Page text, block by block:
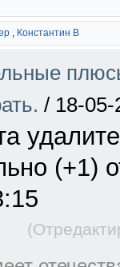
, Константин В
/ 18-
(+1)